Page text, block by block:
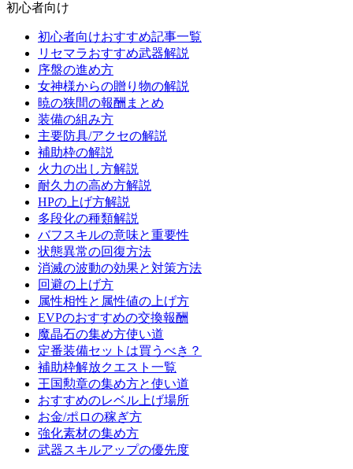
初心者向け
初心者向けおすすめ記事一覧
リセマラおすすめ武器解説
序盤の進め方
女神様からの贈り物の解説
暁の狭間の報酬まとめ
装備の組み方
主要防具/アクセの解説
補助枠の解説
火力の出し方解説
耐久力の高め方解説
HPの上げ方解説
多段化の種類解説
バフスキルの意味と重要性
状態異常の回復方法
消滅の波動の効果と対策方法
回避の上げ方
属性相性と属性値の上げ方
EVPのおすすめの交換報酬
魔晶石の集め方使い道
定番装備セットは買うべき？
補助枠解放クエスト一覧
王国勲章の集め方と使い道
おすすめのレベル上げ場所
お金/ポロの稼ぎ方
強化素材の集め方
武器スキルアップの優先度